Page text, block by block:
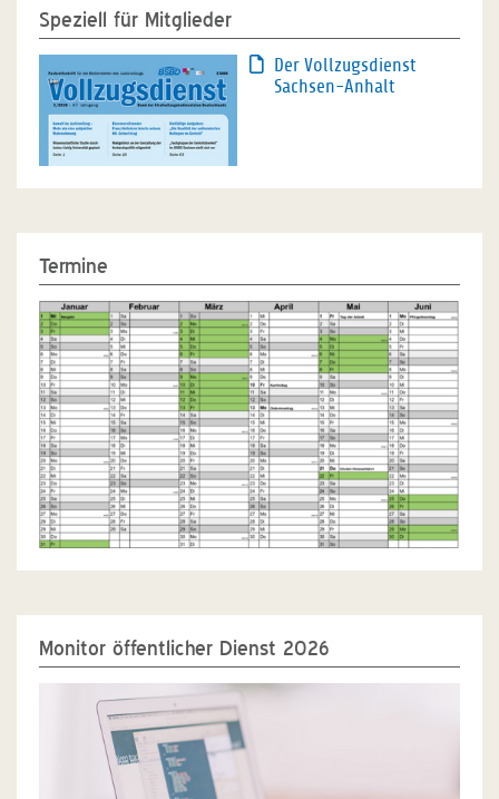
Speziell für Mitglieder
Der Vollzugsdienst
Sachsen-Anhalt
Termine
Monitor öffentlicher Dienst 2026